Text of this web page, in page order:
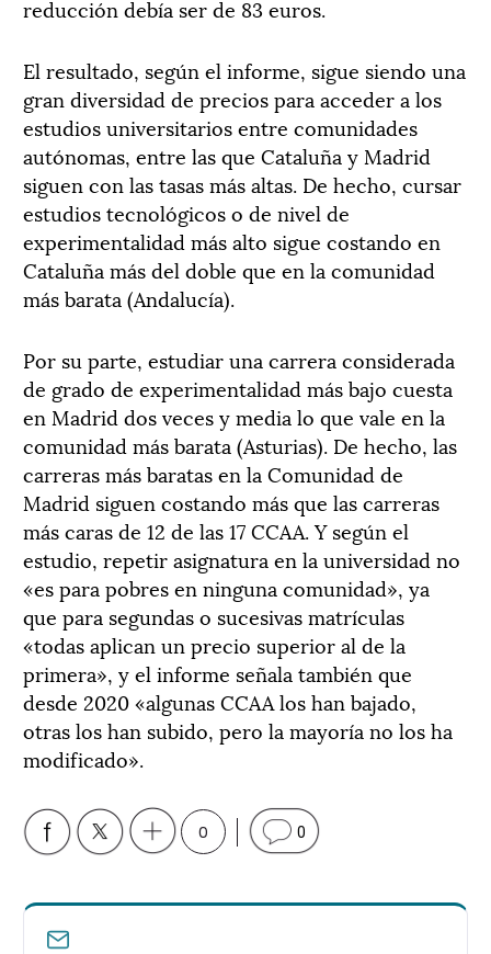
reducción debía ser de 83 euros.
El resultado, según el informe, sigue siendo una
gran diversidad de precios para acceder a los
estudios universitarios entre comunidades
autónomas, entre las que Cataluña y Madrid
siguen con las tasas más altas. De hecho, cursar
estudios tecnológicos o de nivel de
experimentalidad más alto sigue costando en
Cataluña más del doble que en la comunidad
más barata (Andalucía).
Por su parte, estudiar una carrera considerada
de grado de experimentalidad más bajo cuesta
en Madrid dos veces y media lo que vale en la
comunidad más barata (Asturias). De hecho, las
carreras más baratas en la Comunidad de
Madrid siguen costando más que las carreras
más caras de 12 de las 17 CCAA. Y según el
estudio, repetir asignatura en la universidad no
«es para pobres en ninguna comunidad», ya
que para segundas o sucesivas matrículas
«todas aplican un precio superior al de la
primera», y el informe señala también que
desde 2020 «algunas CCAA los han bajado,
otras los han subido, pero la mayoría no los ha
modificado».
0 0